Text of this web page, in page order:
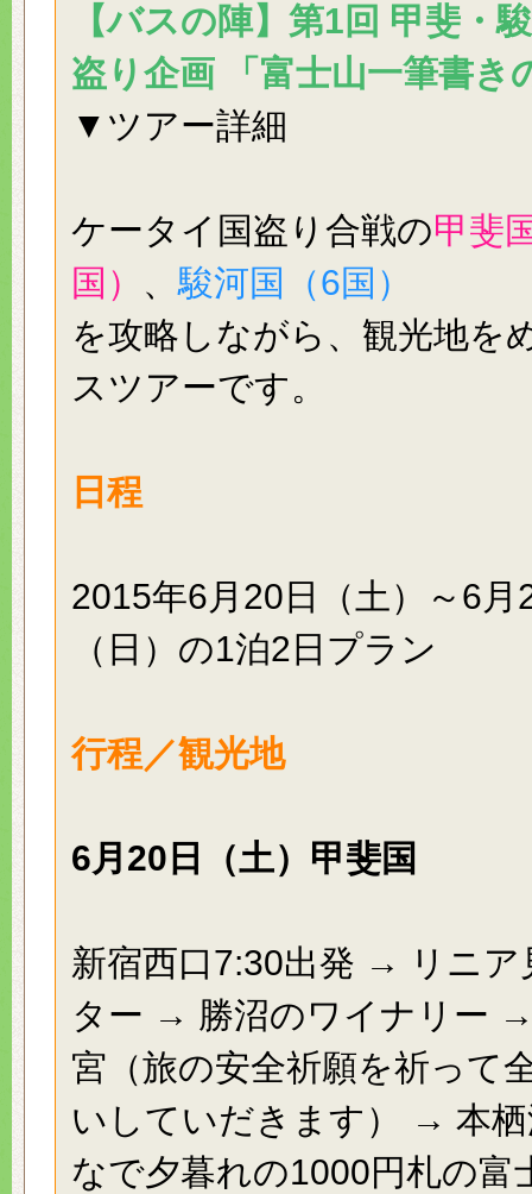
【バスの陣】第1回 甲斐・
盗り企画 「富士山一筆書き
▼ツアー詳細
ケータイ国盗り合戦の甲斐
国） 、駿河国（6国）
を攻略しながら、観光地を
スツアーです。
日程
2015年6月20日（土）～6月
（日）の1泊2日プラン
行程／観光地
6月20日（土）甲斐国
新宿西口7:30出発 → リニア
ター → 勝沼のワイナリー
宮（旅の安全祈願を祈って
いしていだきます） → 本
なで夕暮れの1000円札の富